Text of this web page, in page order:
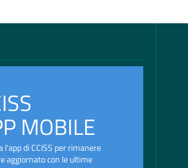
MOBILE
l'app di CCISS per rimanere
aggiornato con le ultime